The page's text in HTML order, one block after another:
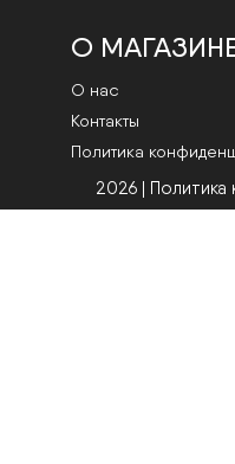
О
О нас
Контакты
Политика
2026 | Политика